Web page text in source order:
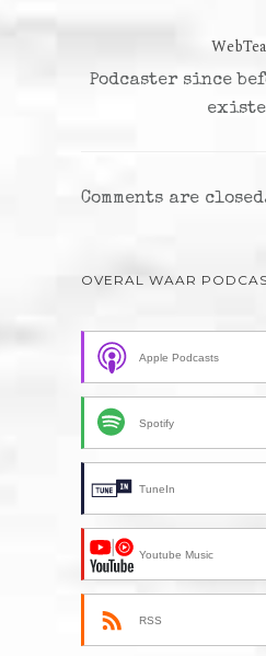
Podcaster since
Comments are
OVERAL WAAR
Apple Podcasts
Spotify
TuneIn
Youtube Music
RSS